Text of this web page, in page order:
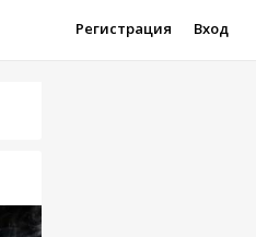
Регистрация Вход